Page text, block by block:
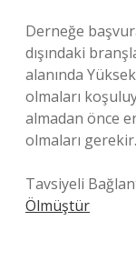
Derneğe
dışındaki
alanında
olmaları
almadan önce
olmaları gerekir.
Tavsiyeli
Ölmüştür